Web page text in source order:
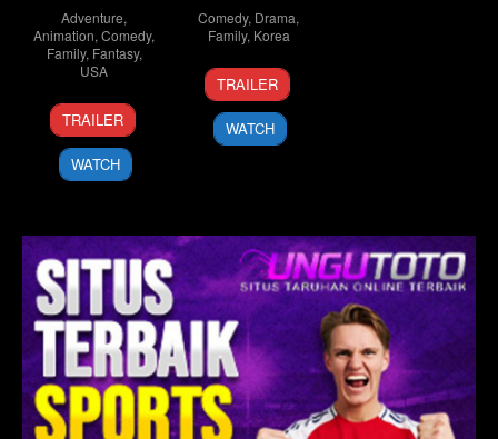
Adventure,
Animation,Comedy,
Family, Fantasy,
USA
13
Jun
2003
John
Eng
TRAILER
WATCH
Comedy, Drama,
Family, Korea
20
Nov
2014
Kim
Deok-
su
TRAILER
WATCH